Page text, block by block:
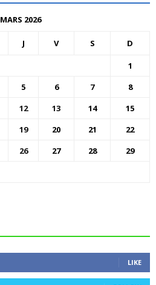
MARS 2026
J V S D
1
5 6 7
8
12 13 14
15
19 20 21
22
26 27 28
29
LIKE